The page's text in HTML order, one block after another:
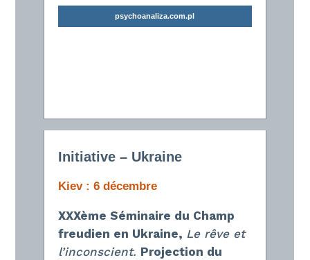
psychoanaliza.com.pl
Initiative – Ukraine
Kiev : 6 décembre
XXXème Séminaire du Champ
freudien en Ukraine, Le rêve et
l’inconscient. Projection du